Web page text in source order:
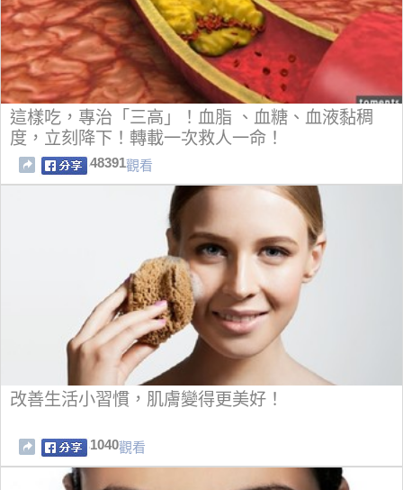
這樣吃，專治「三高」！血脂 、血糖、血液黏稠
度，立刻降下！轉載一次救人一命！
48391觀看
改善生活小習慣，肌膚變得更美好！
1040觀看